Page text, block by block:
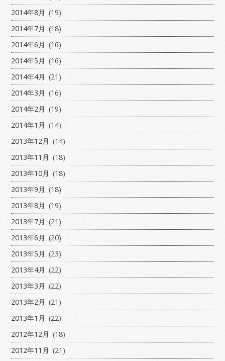
2014年8月 (19)
2014年7月 (18)
2014年6月 (16)
2014年5月 (16)
2014年4月 (21)
2014年3月 (16)
2014年2月 (19)
2014年1月 (14)
2013年12月 (14)
2013年11月 (18)
2013年10月 (18)
2013年9月 (18)
2013年8月 (19)
2013年7月 (21)
2013年6月 (20)
2013年5月 (23)
2013年4月 (22)
2013年3月 (22)
2013年2月 (21)
2013年1月 (22)
2012年12月 (18)
2012年11月 (21)